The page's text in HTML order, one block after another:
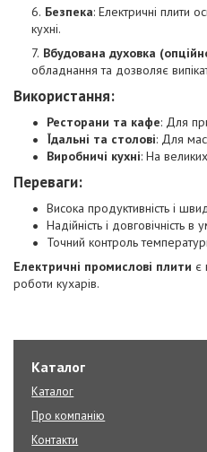
Безпека: Електричні плити
кухні.
Вбудована духовка
обладнання та дозволяє
Використання:
Ресторани та кафе: Для
Їдальні та столові: Для
Виробничі кухні: На
Переваги:
Висока продуктивність і
Надійність і довговічність
Точний контроль
Електричні промислові плити є
роботи кухарів.
Каталог
Каталог
Про компанію
Контакти